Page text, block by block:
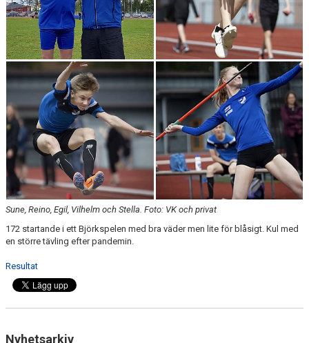
FÖRENINGEN
KLÄDKOLLEKTION
STATISTIK
TRÄNARE
LÄNKAR
BLODOMLOPPET
FAQ
ANTIDOPING
Sune, Reino, Egil, Vilhelm och Stella. Foto: VK och privat
172 startande i ett Björkspelen med bra väder men lite för blåsigt. Kul med
en större tävling efter pandemin.
Resultat
Nyhetsarkiv